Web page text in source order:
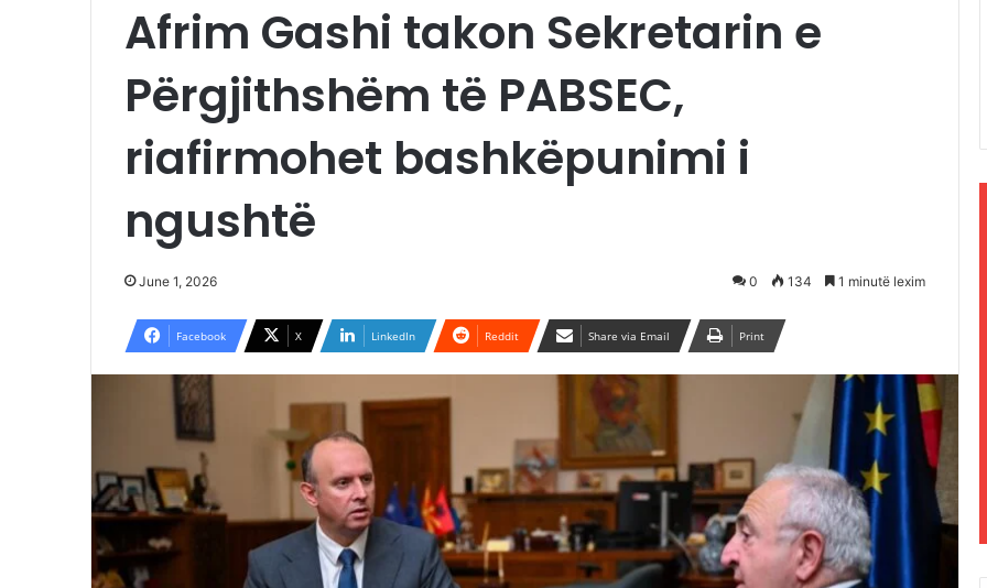
Afrim Gashi takon Sekretarin e
Përgjithshëm të PABSEC,
riafirmohet bashkëpunimi i
ngushtë
June 1, 2026 0 134 1 minutë lexim
Facebook X LinkedIn Reddit Share via Email Print